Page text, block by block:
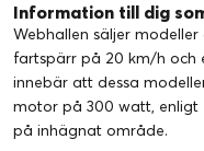
Information till dig
Webhallen säljer
fartspärr på 20 km/h och
innebär att dessa
motor på 300 watt, enligt
på inhägnat område.